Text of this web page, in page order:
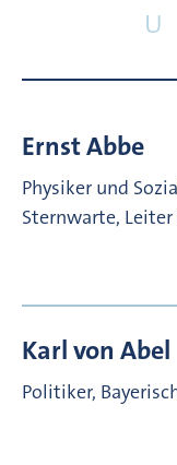
U
ErnstAbbe
Physiker und
Sternwarte, Leiter
Karl von Abel
Politiker,